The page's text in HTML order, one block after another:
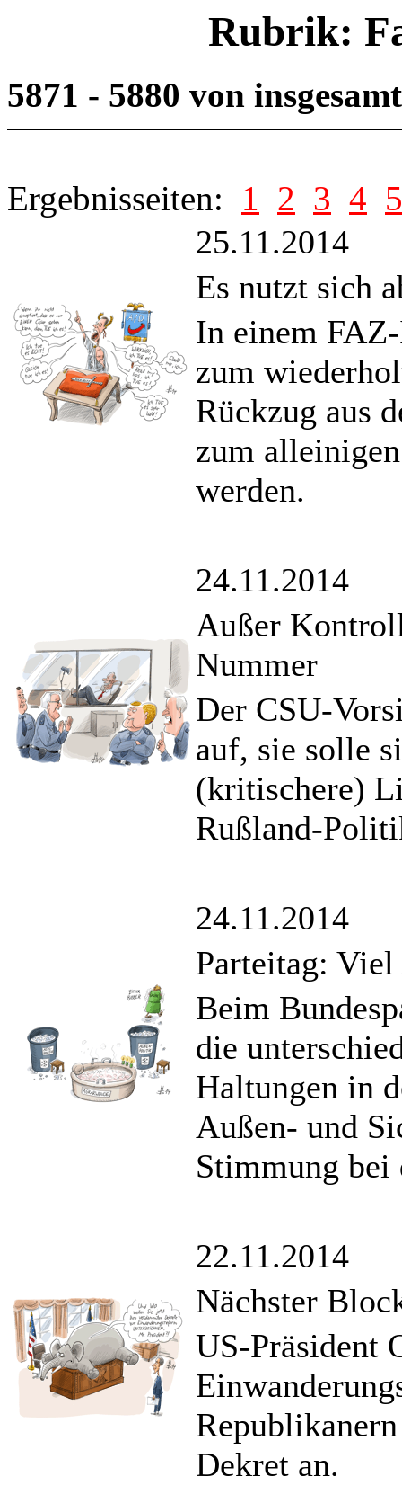
Rubrik:
5871 - 5880 von
Ergebnisseiten: 1 2 3 4 5
25.11.2014
Es nutzt sich
In einem
zum
Rückzug aus
zum
werden.
24.11.2014
Außer
Nummer
Der CSU-
auf, sie solle
(kritischere)
Rußland-
24.11.2014
Parteitag:
Beim
die
Haltungen in
Außen- und
Stimmung bei
22.11.2014
Nächster
US-Präsident
Dekret an.